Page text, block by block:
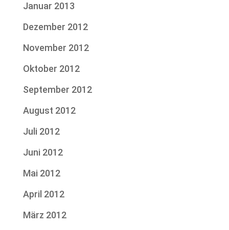
Januar 2013
Dezember 2012
November 2012
Oktober 2012
September 2012
August 2012
Juli 2012
Juni 2012
Mai 2012
April 2012
März 2012